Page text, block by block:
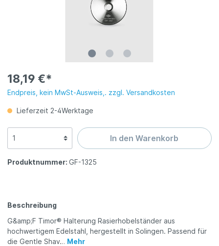
18,19 €*
Endpreis, kein MwSt-Ausweis,. zzgl. Versandkosten
Lieferzeit 2-4Werktage
In den Warenkorb
Produktnummer: GF-1325
Beschreibung
G&amp;F Timor® Halterung Rasierhobelständer aus
hochwertigem Edelstahl, hergestellt in Solingen. Passend für
die Gentle Shav… Mehr